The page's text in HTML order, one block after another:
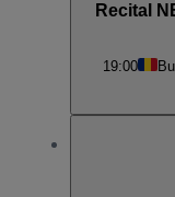
Recital
19:00